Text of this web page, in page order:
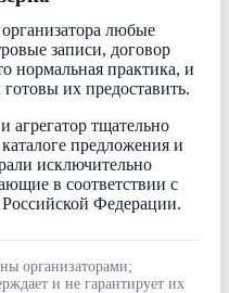
любые
записи, договор
нормальная практика, и
их предоставить.
агрегатор тщательно
предложения и
исключительно
в соответствии с
Федерации.
организаторами;
и не гарантирует их